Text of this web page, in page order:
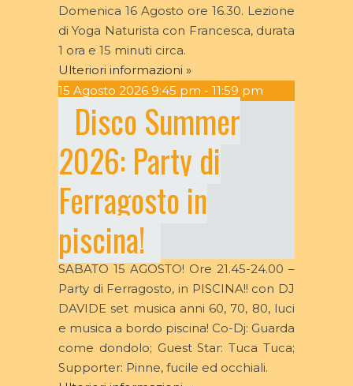
Domenica 16 Agosto ore 16.30. Lezione
di Yoga Naturista con Francesca, durata
1 ora e 15 minuti circa.
Ulteriori informazioni »
15 Agosto 2026 9:45 pm - 11:59 pm
Disco Summer
2026: Party di
Ferragosto in
piscina!
SABATO 15 AGOSTO! Ore 21.45-24.00 –
Party di Ferragosto, in PISCINA!! con DJ
DAVIDE set musica anni 60, 70, 80, luci
e musica a bordo piscina! Co-Dj: Guarda
come dondolo; Guest Star: Tuca Tuca;
Supporter: Pinne, fucile ed occhiali.